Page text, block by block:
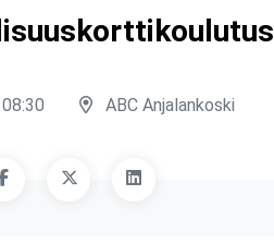
ABC Anjalankoski